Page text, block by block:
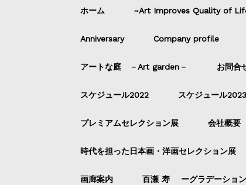
ホーム ~Art Improves Quality of
Anniversary Company profile
アートな庭 －Art garden－ お問
スケジュール2022 スケジュール2023
プレミアムセレクション展 会社概要
時代を担った日本画・洋画セレクション展
画廊案内 百瀬 寿 ーグラデーション